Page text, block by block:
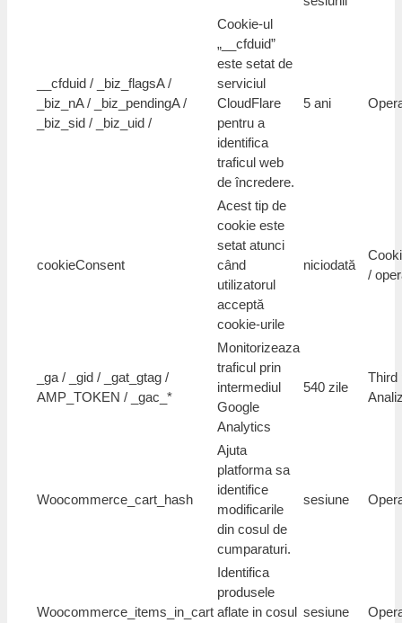
__cfduid / _biz_flagsA /
_biz_nA / _biz_pendingA /
_biz_sid / _biz_uid /
Cookie-ul
„__cfduid”
este setat de
serviciul
CloudFlare
pentru a
identifica
traficul web
de încredere.
5 ani
cookieConsent
Acest tip de
cookie este
setat atunci
când
utilizatorul
acceptă
cookie-urile
niciodată
/
_ga / _gid / _gat_gtag /
AMP_TOKEN / _gac_*
Monitorizeaza
traficul prin
intermediul
Google
Analytics
540 zile
Third
Woocommerce_cart_hash
Ajuta
platforma sa
identifice
modificarile
din cosul de
cumparaturi.
sesiune
Woocommerce_items_in_cart
Identifica
produsele
aflate in cosul sesiune